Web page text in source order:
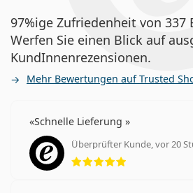
97%ige Zufriedenheit von 337
Werfen Sie einen Blick auf
KundInnenrezensionen.
Mehr Bewertungen auf Trusted
Schnelle Lieferung
Überprüfter Kunde, vor 20
Bewertung 5